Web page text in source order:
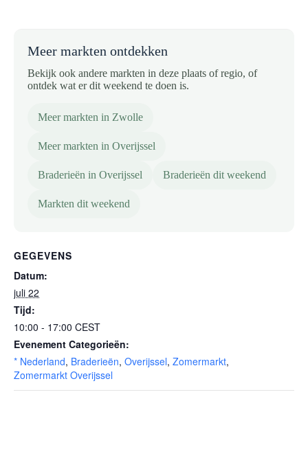
Meer markten ontdekken
Bekijk ook andere markten in deze plaats of regio, of
ontdek wat er dit weekend te doen is.
Meer markten in Zwolle
Meer markten in Overijssel
Braderieën in Overijssel Braderieën dit weekend
Markten dit weekend
GEGEVENS
Datum:
juli 22
Tijd:
10:00 - 17:00 CEST
Evenement Categorieën:
* Nederland, Braderieën, Overijssel, Zomermarkt,
Zomermarkt Overijssel